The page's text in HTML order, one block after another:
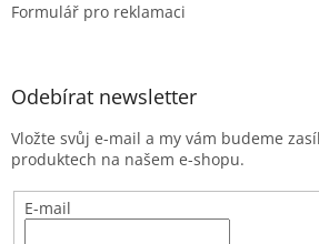
Formulář pro reklamaci
Odebírat newsletter
Vložte svůj e-mail a my vám budeme
produktech na našem e-shopu.
E-mail